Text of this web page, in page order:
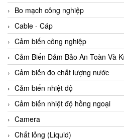
Aichi Tokei Denki Vietnam
Aii Vietnam
AIKOH
AINUO Vietnam
AIR MAJOR
Aira Euro Automation
Airtac Vietnam
Airtec Vietnam
AI-Tek Vietnam
Bo mạch công nghiệp
Cable - Cáp
Cảm biến công nghiệp
Cảm Biến Đảm Bảo An Toàn Và
Cảm biến đo chất lượng nước
Cảm biến nhiệt độ
Cảm biến nhiệt độ hồng ngoại
Camera
Chất lỏng (Liquid)